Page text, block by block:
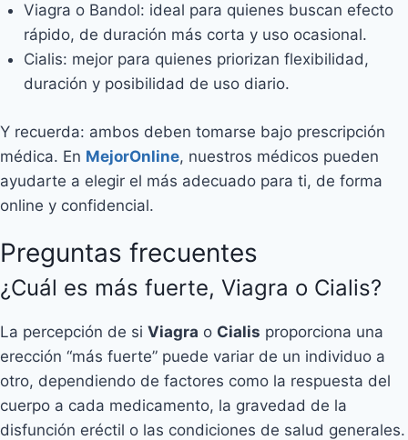
Viagra o Bandol: ideal para quienes buscan efecto
rápido, de duración más corta y uso ocasional.
Cialis: mejor para quienes priorizan flexibilidad,
duración y posibilidad de uso diario.
Y recuerda: ambos deben tomarse bajo prescripción
médica. En MejorOnline, nuestros médicos pueden
ayudarte a elegir el más adecuado para ti, de forma
online y confidencial.
Preguntas frecuentes
¿Cuál es más fuerte, Viagra o Cialis?
La percepción de si Viagra o Cialis proporciona una
erección “más fuerte” puede variar de un individuo a
otro, dependiendo de factores como la respuesta del
cuerpo a cada medicamento, la gravedad de la
disfunción eréctil o las condiciones de salud generales.